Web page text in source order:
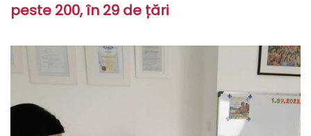
peste 200, în 29 de țări